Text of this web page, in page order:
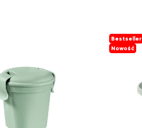
Bestseller
Nowość